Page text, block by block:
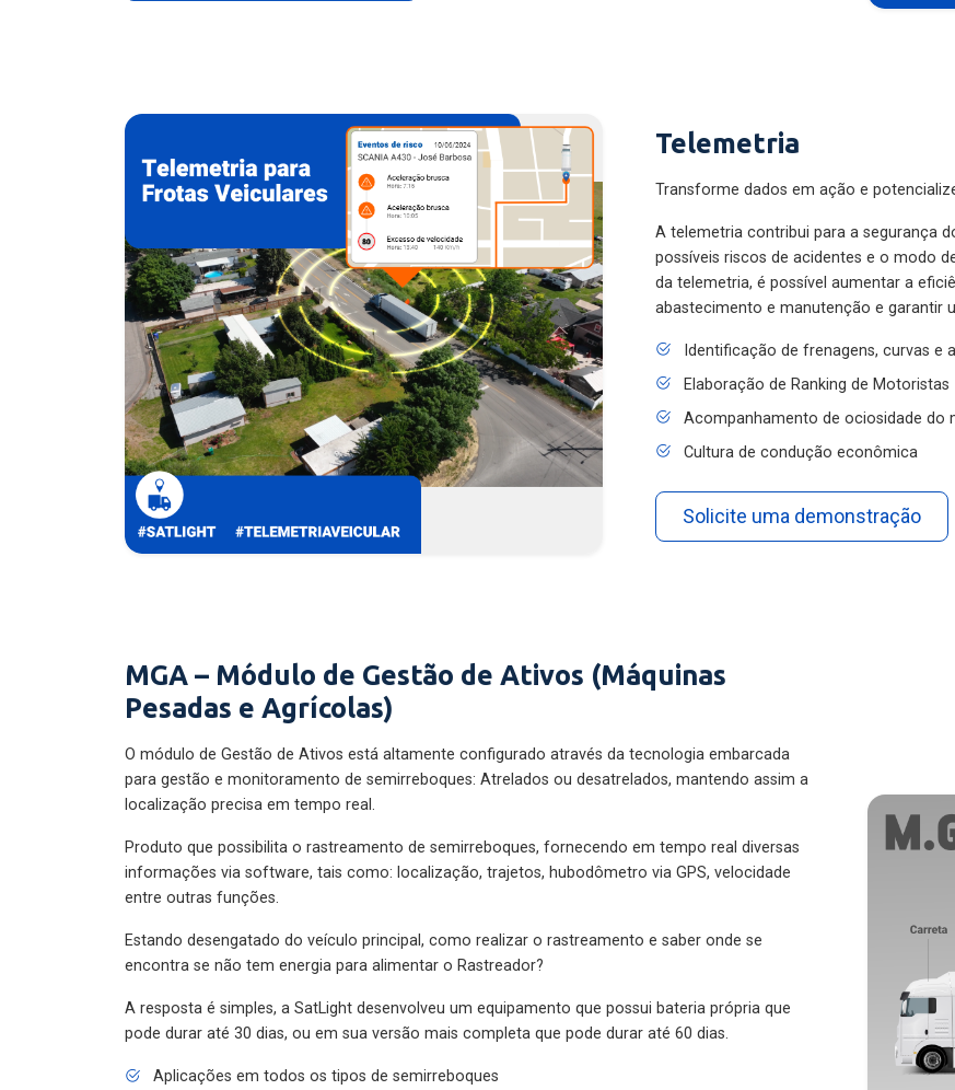
Telemetria
Transforme dados em ação e
A telemetria contribui para a segurança
possíveis riscos de acidentes e o modo
da telemetria, é possível aumentar a
abastecimento e manutenção e garantir
Identificação de frenagens, curvas e
Elaboração de Ranking de Motoristas
Acompanhamento de ociosidade do
Cultura de condução econômica
Solicite uma demonstração
MGA – Módulo de Gestão de Ativos (Máquinas
Pesadas e Agrícolas)
O módulo de Gestão de Ativos está altamente configurado através da tecnologia embarcada
para gestão e monitoramento de semirreboques: Atrelados ou desatrelados, mantendo assim a
localização precisa em tempo real.
Produto que possibilita o rastreamento de semirreboques, fornecendo em tempo real diversas
informações via software, tais como: localização, trajetos, hubodômetro via GPS, velocidade
entre outras funções.
Estando desengatado do veículo principal, como realizar o rastreamento e saber onde se
encontra se não tem energia para alimentar o Rastreador?
A resposta é simples, a SatLight desenvolveu um equipamento que possui bateria própria que
pode durar até 30 dias, ou em sua versão mais completa que pode durar até 60 dias.
Aplicações em todos os tipos de semirreboques